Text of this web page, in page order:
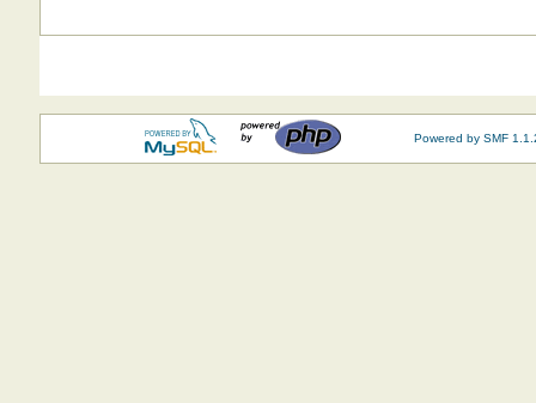
Powered by SMF